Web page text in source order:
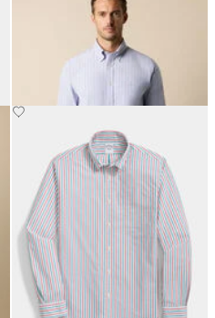
Chemise Regular Fit Non-Iron en
Oxford à Rayures Stretch avec Col
Button Down